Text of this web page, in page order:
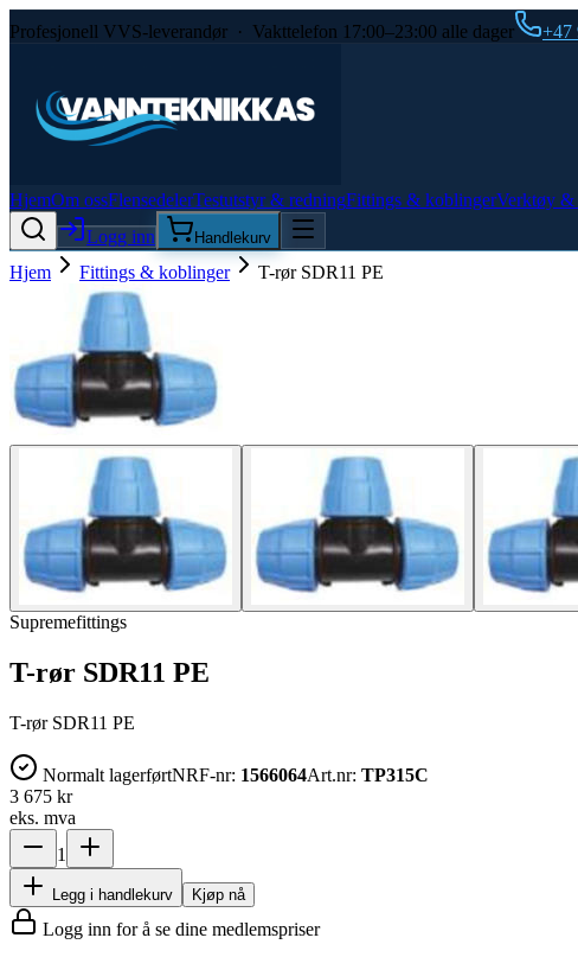
Profesjonell VVS-leverandør · Vakttelefon 17:00–23:00 alle dager +47
HjemOm ossFlensedelerTestutstyr & redningFittings & koblingerVerktøy &
Logg inn
Handlekurv
Hjem Fittings & koblinger T-rør SDR11 PE
Supremefittings
T-rør SDR11 PE
T-rør SDR11 PE
Normalt lagerførtNRF-nr: 1566064Art.nr: TP315C
3 675 kr
eks. mva
1
Legg i handlekurv Kjøp nå
Logg inn for å se dine medlemspriser